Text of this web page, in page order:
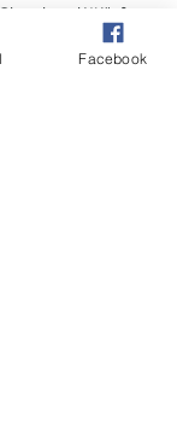
Würfe
Facebook